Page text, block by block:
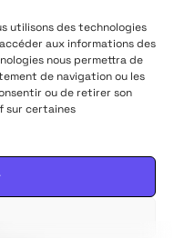
utilisons des technologies
aux informations des
nous permettra de
de navigation ou les
ou de retirer son
sur certaines
réservés
DE THC, CONFORMES À LA
ALLAITANTES · NE PAS
AUX MINEURS